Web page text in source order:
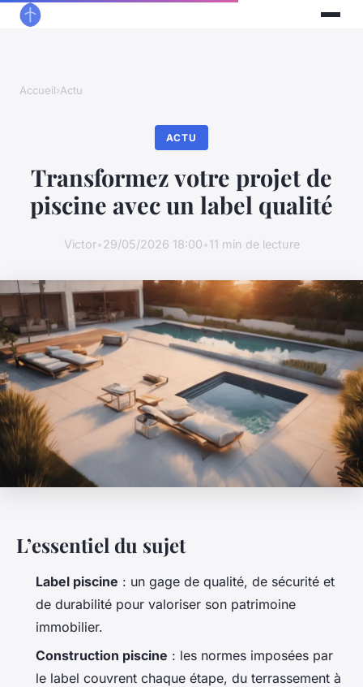
Accueil›Actu
ACTU
Transformez votre projet de
piscine avec un label qualité
Victor•29/05/2026 18:00•11 min de lecture
L’essentiel du sujet
Label piscine : un gage de qualité, de sécurité et
de durabilité pour valoriser son patrimoine
immobilier.
Construction piscine : les normes imposées par
le label couvrent chaque étape, du terrassement à